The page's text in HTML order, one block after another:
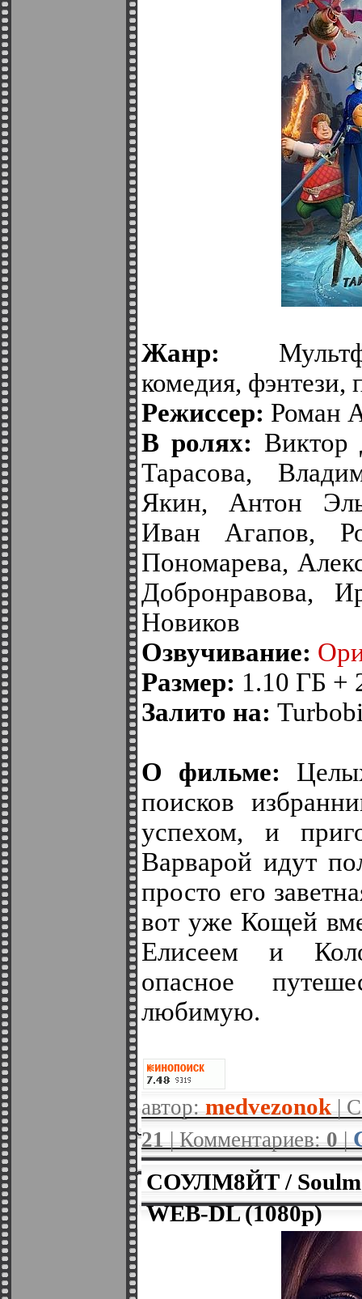
Жанр:
комедия,
Режиссер: Роман
В ролях: Виктор
Тарасова,
Якин, Антон
Иван Агапов,
Пономарева,
Добронравова,
Новиков
Озвучивание:
Размер: 1.10 ГБ +
Залито на:
О фильме:
поисков
успехом, и
Варварой идут
просто его
вот уже Кощей
Елисеем и
опасное
любимую.
автор: medvezonok |
21| Комментариев:0|
СОУЛМ8ЙТ /
WEB-DL (1080p)